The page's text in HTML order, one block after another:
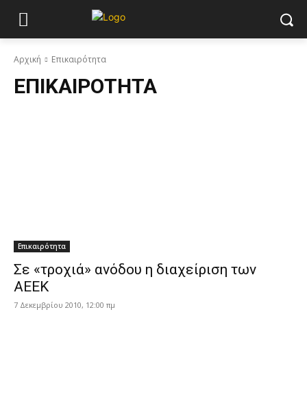
Αρχική Επικαιρότητα
ΕΠΙΚΑΙΡΌΤΗΤΑ
Επικαιρότητα
Σε «τροχιά» ανόδου η διαχείριση των
AEEK
7 Δεκεμβρίου 2010, 12:00 πμ